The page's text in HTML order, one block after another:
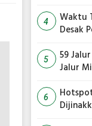
4
Waktu
Desak
5
59
Jalur
6